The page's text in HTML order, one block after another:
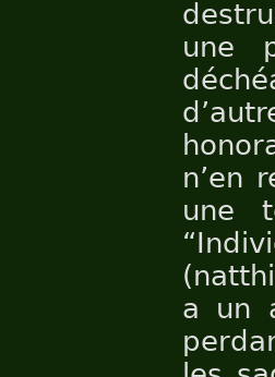
une
n’en
une
a un